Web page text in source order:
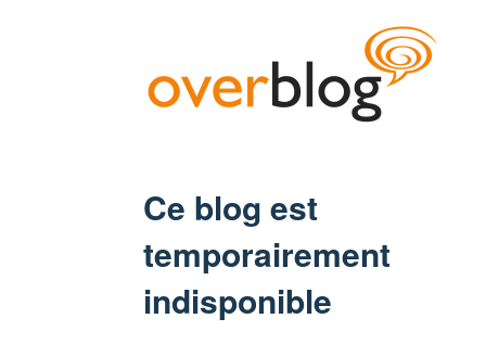
Ce blog est
temporairement
indisponible